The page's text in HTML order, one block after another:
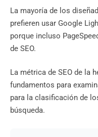
La mayoría de los
prefieren usar Google
porque incluso
de SEO.
La métrica de SEO de la
fundamentos para
para la clasificación de
búsqueda.